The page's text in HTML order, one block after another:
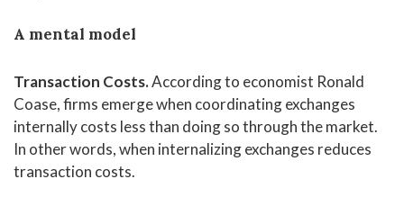
A mental model
Transaction Costs.According to economist Ronald
Coase, firms emerge when coordinating exchanges
internally costs less than doing so through the market.
In other words, when internalizing exchanges reduces
transaction costs.